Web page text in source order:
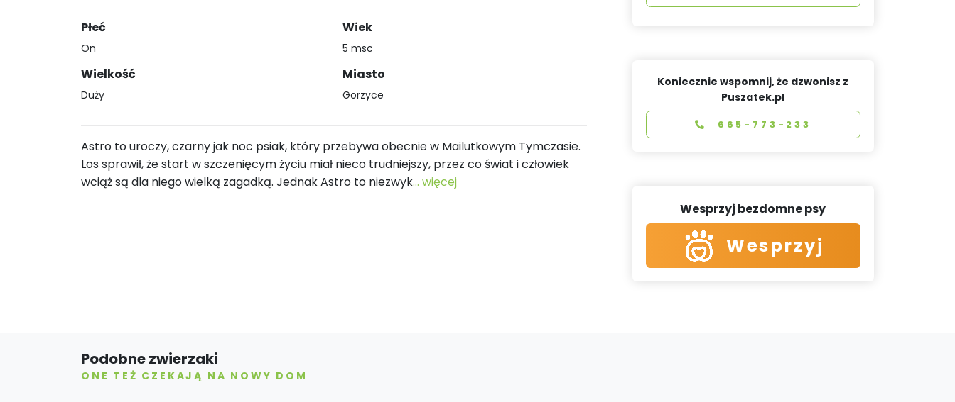
Płeć
On
Wielkość
Duży
Wiek
5 msc
Miasto
Gorzyce
Astro to uroczy, czarny jak noc psiak, który przebywa obecnie w Mailutkowym Tymczasie.
Los sprawił, że start w szczenięcym życiu miał nieco trudniejszy, przez co świat i człowiek
wciąż są dla niego wielką zagadką. Jednak Astro to niezwyk... więcej
Koniecznie wspomnij, że dzwonisz z
Puszatek.pl
665-773-233
Wesprzyj bezdomne psy
Wesprzyj
Podobne zwierzaki
ONE TEŻ CZEKAJĄ NA NOWY DOM